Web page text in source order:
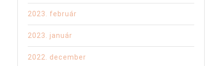
2023. február
2023. január
2022. december